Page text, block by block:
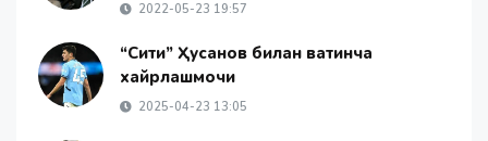
2022-05-23 19:57
“Сити” Ҳусанов билан вақтинча
хайрлашмоқчи
2025-04-23 13:05